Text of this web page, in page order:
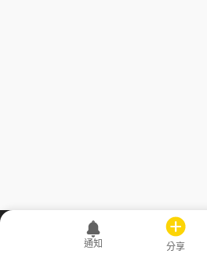
職場透明化運動
通知 分享